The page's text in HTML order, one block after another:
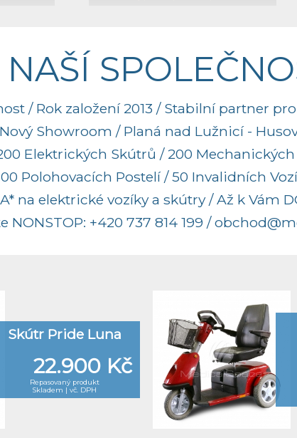
/ Rok založení 2013 / Stabilní partner pro
Showroom / Planá nad Lužnicí -
Elektrických Skútrů / 200 Mechanických
Polohovacích Postelí / 50 Invalidních
na elektrické vozíky a skútry / Až k Vám
NONSTOP: +420 737 814 199 /
Skútr Pride Luna
22.900 Kč
Repasovaný produkt
Skladem | vč. DPH